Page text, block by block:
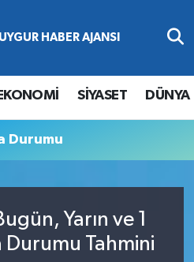
EKONOMİ SİYASET DÜNYA
Durumu
Yarın ve 1
Durumu Tahmini
ve Fikstür